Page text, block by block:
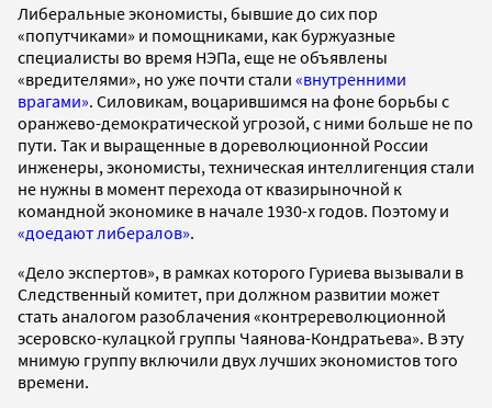
Либеральные экономисты, бывшие до сих пор
«попутчиками» и помощниками, как буржуазные
специалисты во время НЭПа, еще не объявлены
«вредителями», но уже почти стали «внутренними
врагами». Силовикам, воцарившимся на фоне борьбы с
оранжево-демократической угрозой, с ними больше не по
пути. Так и выращенные в дореволюционной России
инженеры, экономисты, техническая интеллигенция стали
не нужны в момент перехода от квазирыночной к
командной экономике в начале 1930-х годов. Поэтому и
«доедают либералов».
«Дело экспертов», в рамках которого Гуриева вызывали в
Следственный комитет, при должном развитии может
стать аналогом разоблачения «контререволюционной
эсеровско-кулацкой группы Чаянова-Кондратьева». В эту
мнимую группу включили двух лучших экономистов того
времени.